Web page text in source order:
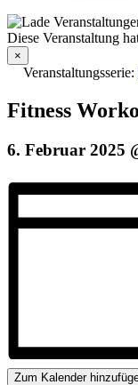
Diese Veranstaltung
×
Veranstaltungsserie:
Fitness
6. Februar 2025
Zum Kalender